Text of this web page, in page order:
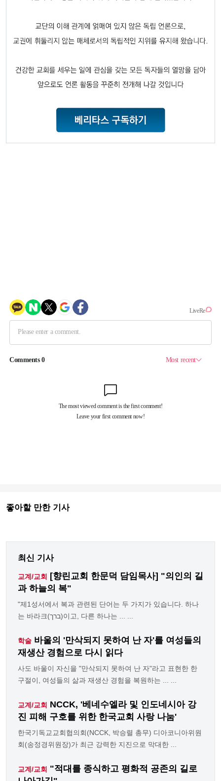
좋아할 만한 기사
최신 기사
교계/교회
[향린교회 한문덕 담임목사] "의인의 길
과 하늘의 복"
"제1성서에서 복과 관련된 단어는 두 가지가 있습니다. 하나
는 바라크(ברך)이고, 다른 하나는 ... ...
학술 바울의 '만삭되지 못하여 난 자'를 여성들의
재생산 경험으로 다시 읽다
사도 바울이 자신을 "만삭되지 못하여 난 자"라고 표현한 한
구절이, 여성들의 삶과 재생산 경험을 복원하는 ... ...
교계/교회 NCCK, '베네수엘라 및 인도네시아 강
진 피해 구호를 위한 한국교회 사랑 나눔'
한국기독교교회협의회(NCCK, 박승렬 총무) 디아코니아위원
회(송정경위원장)가 최근 강력한 지진으로 막대한 ...
교계/교회 "적대를 종식하고 평화적 공존의 길로